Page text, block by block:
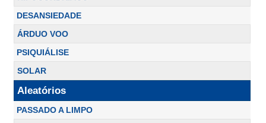
DESANSIEDADE
ÁRDUO VOO
PSIQUIÁLISE
SOLAR
Aleatórios
PASSADO A LIMPO